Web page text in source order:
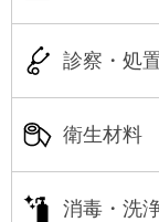
診察・処
衛生材料
消毒・洗